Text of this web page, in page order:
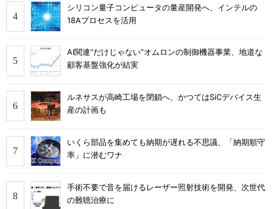
シリコン量子コンピュータの量産開発へ、インテルの
18Aプロセスを活用
AI関連“だけじゃない”オムロンの制御機器事業、地道な
顧客基盤強化が結実
ルネサスが高崎工場を閉鎖へ、かつてはSiCデバイス生
産の計画も
いくら部品を集めても納期が遅れる不思議、「納期順守
率」に潜むワナ
手術不要で音を届けるレーザー照射技術を開発、次世代
の難聴治療に